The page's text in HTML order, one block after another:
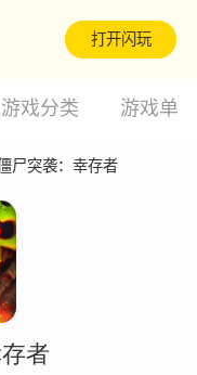
打开闪玩
游戏分类 游戏单
尸突袭：幸存者
者